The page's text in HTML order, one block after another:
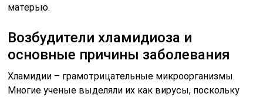
матерью.
Возбудители хламидиоза и
основные причины заболевания
Хламидии – грамотрицательные микроорганизмы.
Многие ученые выделяли их как вирусы, поскольку